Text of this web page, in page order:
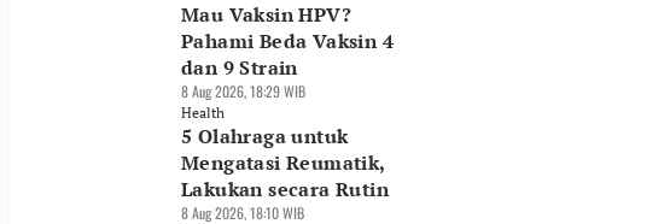
Mau Vaksin HPV?
Pahami Beda Vaksin 4
dan 9 Strain
8 Aug 2026, 18:29 WIB
Health
5 Olahraga untuk
Mengatasi Reumatik,
Lakukan secara Rutin
8 Aug 2026, 18:10 WIB